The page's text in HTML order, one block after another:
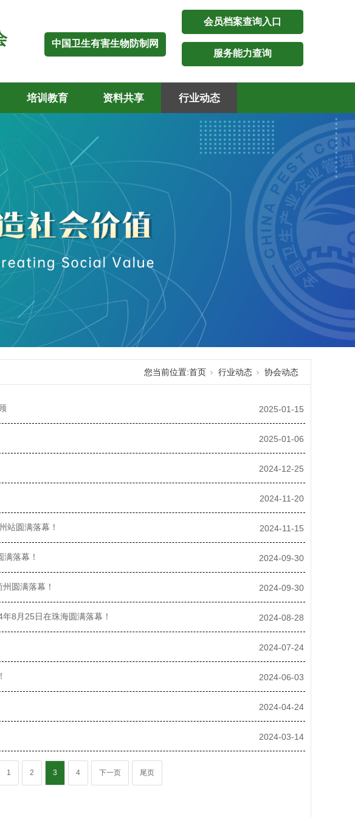
中国卫生有害生物防制网
服务能力查询
会员档案查询入口
培训教育 资料共享 行业动态
您当前位置:首页 行业动态 协会动态
2025-01-15
2025-01-06
2024-12-25
2024-11-20
站圆满落幕！ 2024-11-15
落幕！ 2024-09-30
圆满落幕！ 2024-09-30
8月25日在珠海圆满落幕！ 2024-08-28
2024-07-24
2024-06-03
2024-04-24
2024-03-14
1 2 3 4 下一页 尾页